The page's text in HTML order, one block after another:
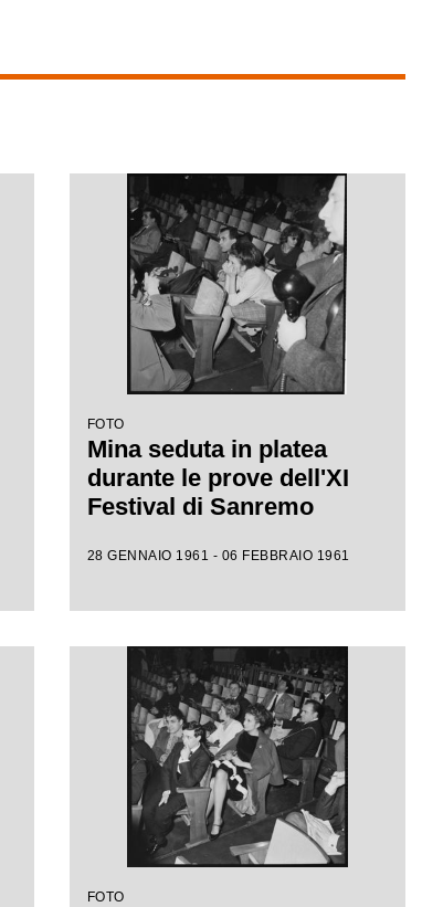
FOTO
Mina seduta in platea
durante le prove dell'XI
Festival di Sanremo
28 GENNAIO 1961 - 06 FEBBRAIO 1961
FOTO